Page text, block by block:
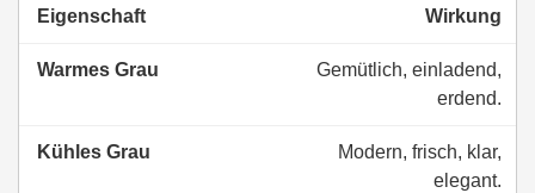
Wirkung
Gemütlich, einladend,
erdend.
Modern, frisch, klar,
elegant.